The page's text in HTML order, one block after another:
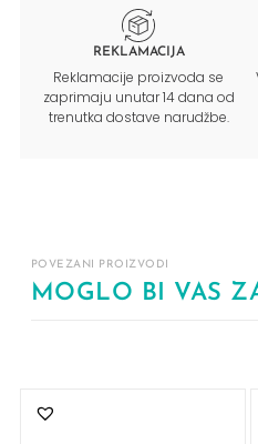
REKLAMACIJA
Reklamacije proizvoda se
zaprimaju unutar 14 dana od
trenutka dostave narudžbe.
POVEZANI PROIZVODI
MOGLO BI VAS